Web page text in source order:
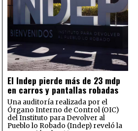
El Indep pierde más de 23 mdp
en carros y pantallas robadas
Una auditoría realizada por el
Órgano Interno de Control (OIC)
del Instituto para Devolver al
Pueblo lo Robado (Indep) reveló la